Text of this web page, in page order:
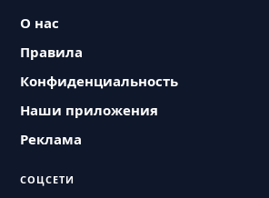
О нас
Правила
Конфиденциальность
Наши приложения
Реклама
СОЦСЕТИ